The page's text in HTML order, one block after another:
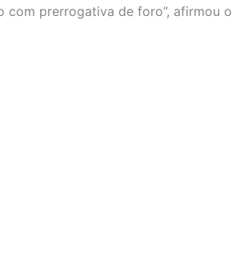
prerrogativa de foro”, afirmou o